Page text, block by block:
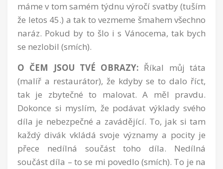
máme v tom samém týdnu výročí svatby (tuším
že letos 45.) a tak to vezmeme šmahem všechno
naráz. Pokud by to šlo i s Vánocema, tak bych
se nezlobil (smích).
O ČEM JSOU TVÉ OBRAZY: Říkal můj táta
(malíř a restaurátor), že kdyby se to dalo říct,
tak je zbytečné to malovat. A měl pravdu.
Dokonce si myslím, že podávat výklady svého
díla je nebezpečné a zavádějící. To, jak si tam
každý divák vkládá svoje významy a pocity je
přece nedílná součást toho díla. Nedílná
součást díla – to se mi povedlo (smích). To je na